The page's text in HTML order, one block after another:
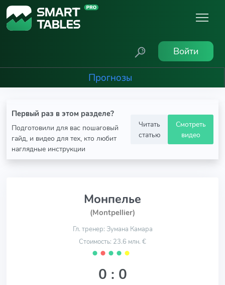
Войти
Прогнозы
Первый раз в этом разделе?
Подготовили для вас пошаговый
гайд, и видео для тех, кто любит
наглядные инструкции
Читать
статью
Смотреть
видео
Монпелье
(Montpellier)
Гл. тренер: Зумана Камара
Стоимость: 23.6 млн. €
⬤ ⬤ ⬤ ⬤ ⬤
0 : 0